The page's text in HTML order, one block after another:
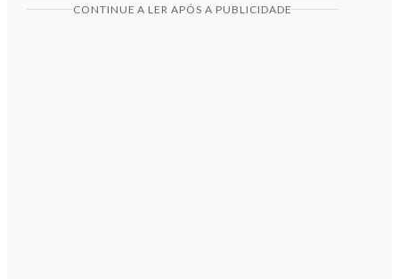
CONTINUE A LER APÓS A PUBLICIDADE